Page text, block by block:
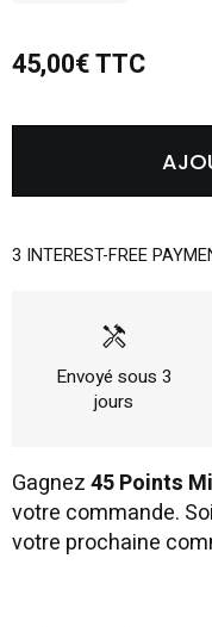
45,00€ TTC
3 INTEREST-FREE
handyman
Envoyé sous 3
jours
Gagnez45 Points
votre commande.
votre prochaine